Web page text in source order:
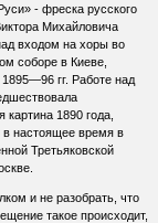
- фреска русского
Михайловича
входом на хоры во
соборе в Киеве,
гг. Работе над
картина 1890 года,
настоящее время в
Третьяковской
и не разобрать, что
такое происходит,